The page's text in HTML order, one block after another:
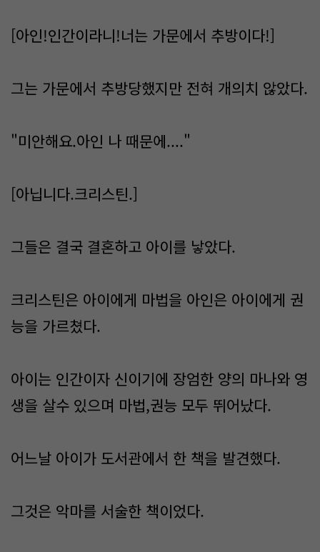
[아인!인간이라니!너는 가문에서 추방이다!]
그는 가문에서 추방당했지만 전혀 개의치 않았다.
"미안해요.아인 나 때문에...."
[아닙니다.크리스틴.]
그들은 결국 결혼하고 아이를 낳았다.
크리스틴은 아이에게 마법을 아인은 아이에게 권
능을 가르쳤다.
아이는 인간이자 신이기에 장엄한 양의 마나와 영
생을 살수 있으며 마법,권능 모두 뛰어났다.
어느날 아이가 도서관에서 한 책을 발견했다.
그것은 악마를 서술한 책이었다.